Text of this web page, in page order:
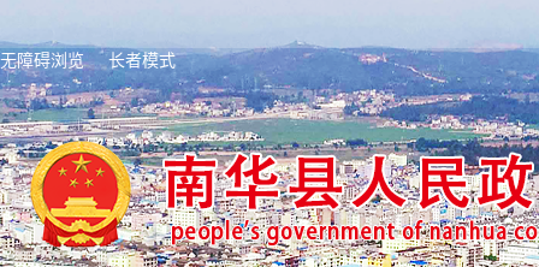
无障碍浏览 长者模式